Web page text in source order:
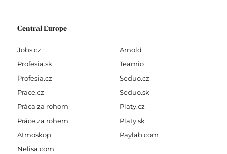
Central Europe
Jobs.cz
Profesia.sk
Profesia.cz
Prace.cz
Práca za rohom
Práce za rohem
Atmoskop
Nelisa.com
Arnold
Teamio
Seduo.cz
Seduo.sk
Platy.cz
Platy.sk
Paylab.com